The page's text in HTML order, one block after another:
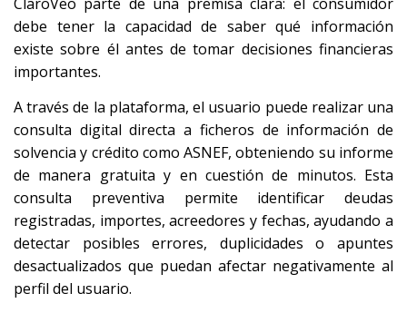
debe tener la capacidad de saber qué información
existe sobre él antes de tomar decisiones financieras
importantes.
A través de la plataforma, el usuario puede realizar una
consulta digital directa a ficheros de información de
solvencia y crédito como ASNEF, obteniendo su informe
de manera gratuita y en cuestión de minutos. Esta
consulta preventiva permite identificar deudas
registradas, importes, acreedores y fechas, ayudando a
detectar posibles errores, duplicidades o apuntes
desactualizados que puedan afectar negativamente al
perfil del usuario.